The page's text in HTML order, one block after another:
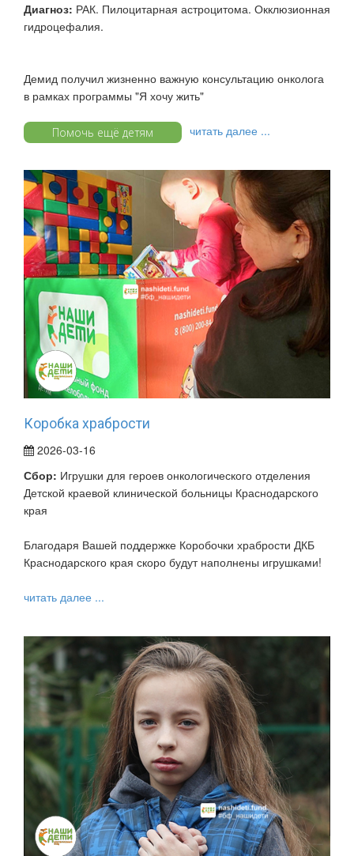
Диагноз: РАК. Пилоцитарная астроцитома. Окклюзионная
гидроцефалия.
Демид получил жизненно важную консультацию онколога
в рамках программы "Я хочу жить"
Помочь ещё детям читать далее ...
Коробка храбрости
2026-03-16
Сбор: Игрушки для героев онкологического отделения
Детской краевой клинической больницы Краснодарского
края
Благодаря Вашей поддержке Коробочки храбрости ДКБ
Краснодарского края скоро будут наполнены игрушками!
читать далее ...